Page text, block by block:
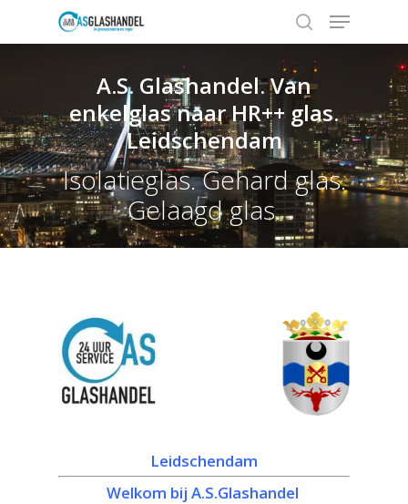
Hit enter to search or ESC to close
A.S. Glashandel. Van
enkelglas naar HR++ glas.
Leidschendam
Isolatieglas. Gehard glas.
Gelaagd glas.
Leidschendam
Welkom bij A.S.Glashandel